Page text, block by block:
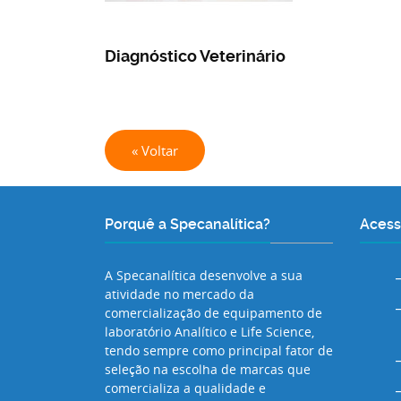
Diagnóstico Veterinário
« Voltar
Porquê a Specanalítica?
A Specanalítica desenvolve a sua
atividade no mercado da
comercialização de equipamento de
laboratório Analítico e Life Science,
tendo sempre como principal fator de
seleção na escolha de marcas que
comercializa a qualidade e